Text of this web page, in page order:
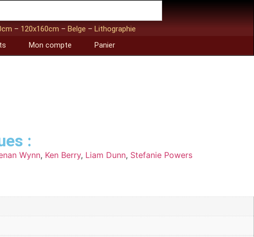
– 120x160cm – Belge – Lithographie
Mon compte Panier
:
Wynn, Ken Berry, Liam Dunn, Stefanie Powers